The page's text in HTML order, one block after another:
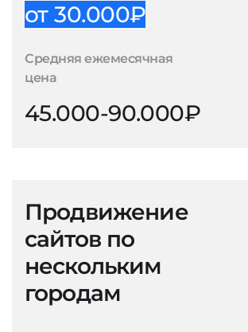
от 30.000₽
Средняя ежемесячная
цена
45.000-90.000₽
Продвижение
сайтов по
нескольким
городам